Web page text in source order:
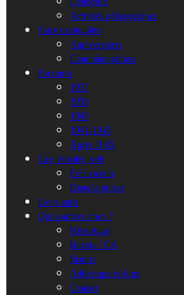
Activités pédagogiques
Faire reconnaître
Anniversaires
Commémorations
Parcours
1937
1939
1940
1941-1945
Après 1945
Lire, écouter, voir
Évènements
Dans la presse
Liens amis
Qui sommes nous ?
Historique
Bureau / CA
Statuts
Adhésions et dons
Contact